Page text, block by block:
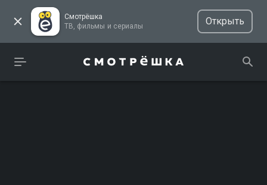
Смотрёшка
ТВ, фильмы и сериалы
Открыть